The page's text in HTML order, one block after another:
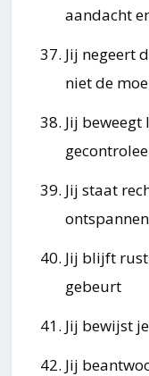
aandacht
Jij negeert
niet de
Jij
Jij staat
Jij blijft
gebeurt
Jij bewijst
Jij